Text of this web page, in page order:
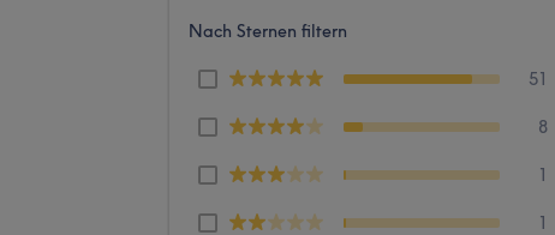
Nach Sternen filtern
51
8
1
1